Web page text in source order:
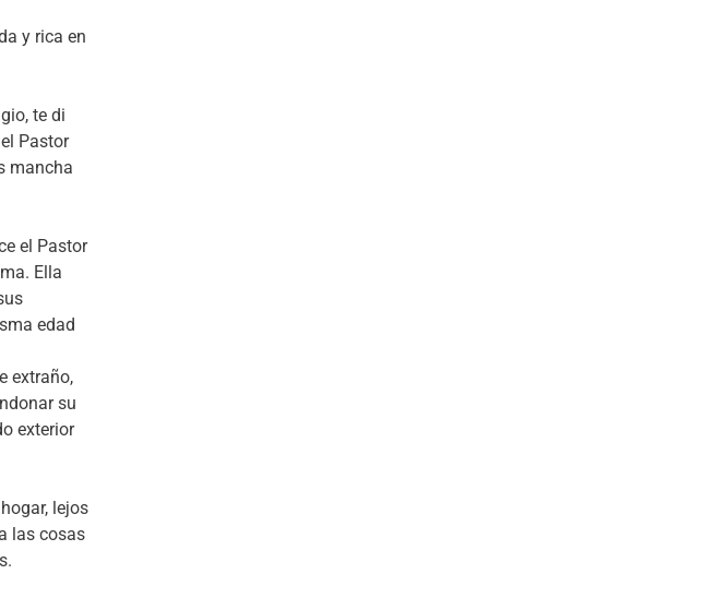
y rica en
te di
Pastor
mancha
el Pastor
Ella
edad
extraño,
su
exterior
lejos
las cosas